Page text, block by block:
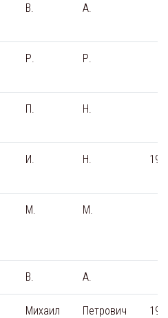
В. А.
Р. Р.
П. Н.
И. Н.
М. М.
В. А.
Михаил Петрович